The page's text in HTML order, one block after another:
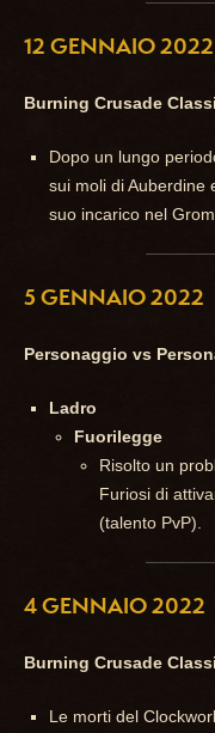
12 GENNAIO 2022
Burning Crusade
Dopo un lungo
sui moli di Auberdine
suo incarico nel
5 GENNAIO 2022
Personaggio vs
Ladro
Fuorilegge
Risolto un
Furiosi di
(talento PvP).
4 GENNAIO 2022
Burning Crusade
Le morti del